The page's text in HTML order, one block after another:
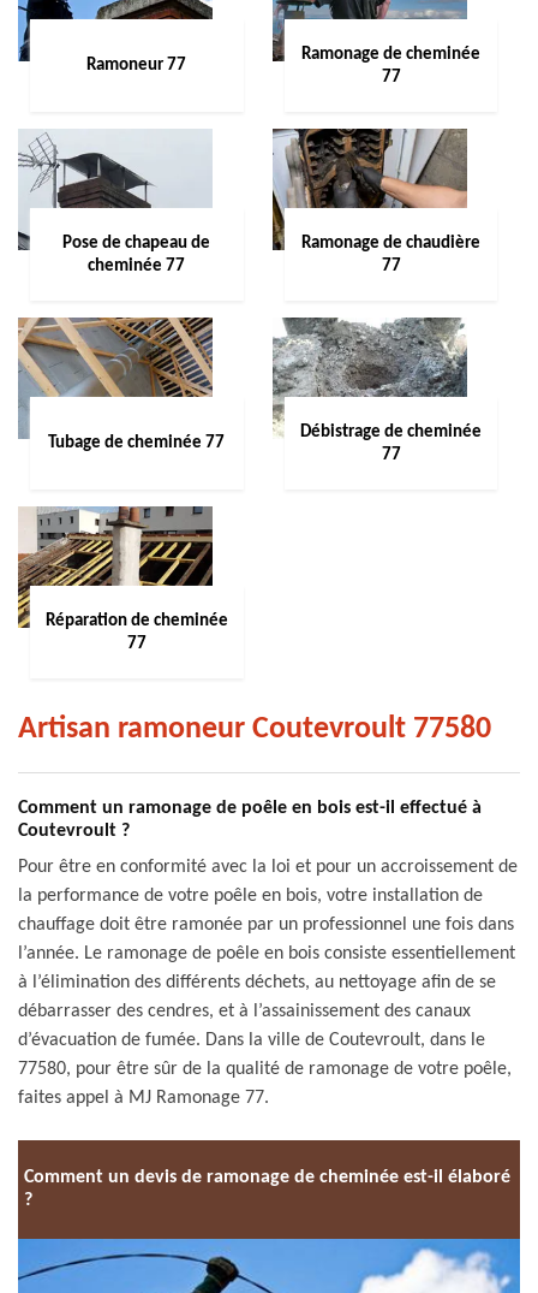
Ramoneur 77
Ramonage de cheminée
77
Pose de chapeau de
cheminée 77
Ramonage de chaudière
77
Tubage de cheminée 77
Débistrage de cheminée
77
Réparation de cheminée
77
Artisan ramoneur Coutevroult 77580
Comment un ramonage de poêle en bois est-il effectué à
Coutevroult ?
Pour être en conformité avec la loi et pour un accroissement de
la performance de votre poêle en bois, votre installation de
chauffage doit être ramonée par un professionnel une fois dans
l’année. Le ramonage de poêle en bois consiste essentiellement
à l’élimination des différents déchets, au nettoyage afin de se
débarrasser des cendres, et à l’assainissement des canaux
d’évacuation de fumée. Dans la ville de Coutevroult, dans le
77580, pour être sûr de la qualité de ramonage de votre poêle,
faites appel à MJ Ramonage 77.
Comment un devis de ramonage de cheminée est-il élaboré
?